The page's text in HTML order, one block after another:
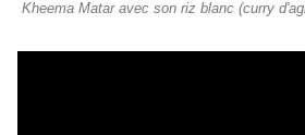
Kheema Matar avec son riz blanc (curry